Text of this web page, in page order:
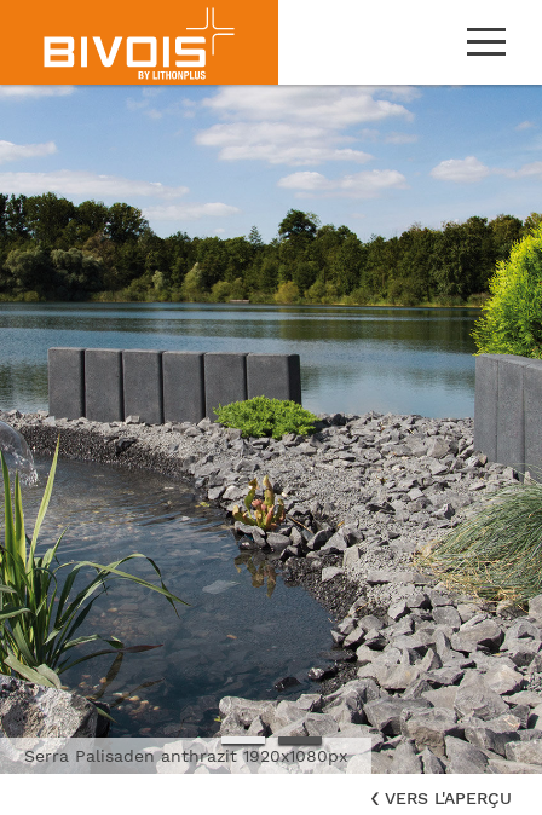
Serra Palisaden anthrazit 1920x1080px
Serra Palisaden steingrau 1920x1080px
VERS L'APERÇU